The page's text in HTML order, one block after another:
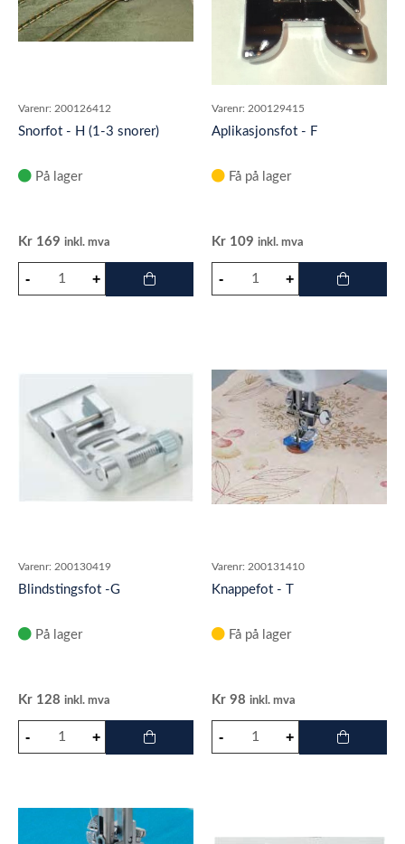
Varenr: 200126412
Snorfot - H (1-3 snorer)
På lager
Kr 169 inkl. mva
Varenr: 200129415
Aplikasjonsfot - F
Få på lager
Kr 109 inkl. mva
Varenr: 200130419
Blindstingsfot -G
På lager
Kr 128 inkl. mva
Varenr: 200131410
Knappefot - T
Få på lager
Kr 98 inkl. mva